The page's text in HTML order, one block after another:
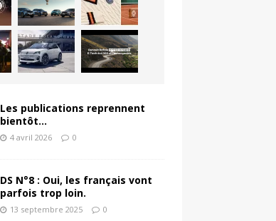
Les publications reprennent
bientôt…
4 avril 2026 0
DS N°8 : Oui, les français vont
parfois trop loin.
13 septembre 2025 0